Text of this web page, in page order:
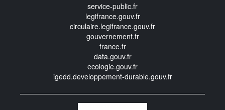
service-public.fr
legifrance.gouv.fr
circulaire.legifrance.gouv.fr
gouvernement.fr
france.fr
data.gouv.fr
ecologie.gouv.fr
igedd.developpement-durable.gouv.fr